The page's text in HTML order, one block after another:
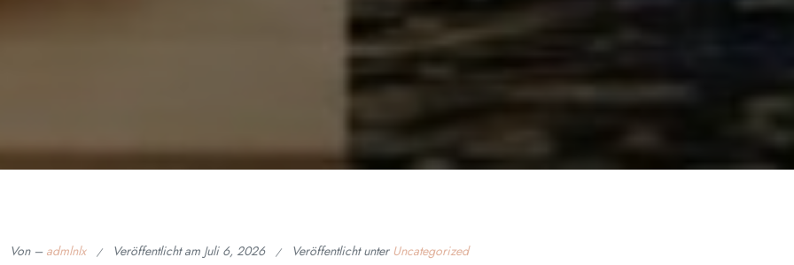
Von – admlnlx Veröffentlicht am Juli 6, 2026 Veröffentlicht unter Uncategorized